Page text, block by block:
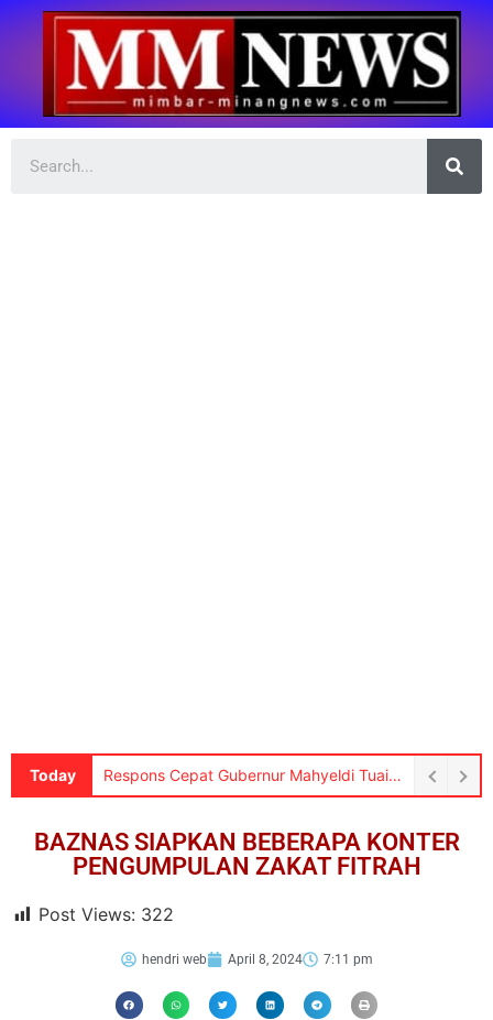
Today Respons Cepat Gubernur Mahyeldi Tuai Apresiasi Warga Kuranji, Tiga Alat Berat Telah Bekerja Pulihkan Tanggul Jebol
BAZNAS SIAPKAN BEBERAPA KONTER
PENGUMPULAN ZAKAT FITRAH
Post Views: 322
hendri web April 8, 2024 7:11 pm